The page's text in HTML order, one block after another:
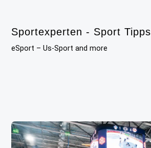
content
Sportexperten - Sport Tipps
eSport – Us-Sport and more